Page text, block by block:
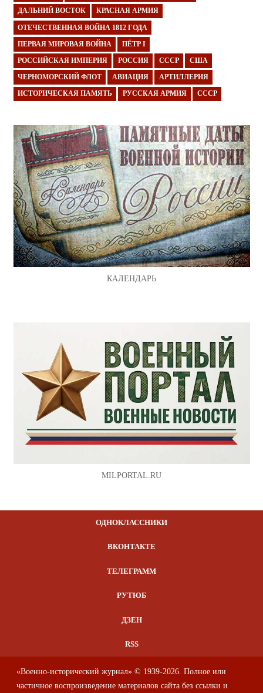
ДАЛЬНИЙ ВОСТОК КРАСНАЯ АРМИЯ
ОТЕЧЕСТВЕННАЯ ВОЙНА 1812 ГОДА
ПЕРВАЯ МИРОВАЯ ВОЙНА ПЁТР I
РОССИЙСКАЯ ИМПЕРИЯ РОССИЯ СССР США
ЧЕРНОМОРСКИЙ ФЛОТ АВИАЦИЯ АРТИЛЛЕРИЯ
ИСТОРИЧЕСКАЯ ПАМЯТЬ РУССКАЯ АРМИЯ СССР
КАЛЕНДАРЬ
MILPORTAL.RU
ОДНОКЛАССНИКИ
ВКОНТАКТЕ
ТЕЛЕГРАММ
РУТЮБ
ДЗЕН
RSS
«Военно-исторический журнал» © 1939-2026. Полное или
частичное воспроизведение материалов сайта без ссылки и